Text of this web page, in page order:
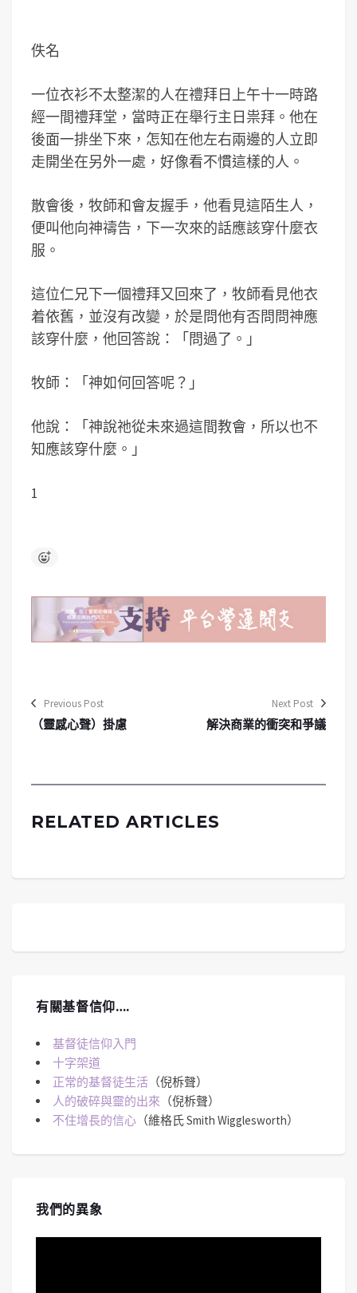
佚名
一位衣衫不太整潔的人在禮拜日上午十一時路
經一間禮拜堂，當時正在舉行主日祟拜。他在
後面一排坐下來，怎知在他左右兩邊的人立即
走開坐在另外一處，好像看不慣這樣的人。
散會後，牧師和會友握手，他看見這陌生人，
便叫他向神禱告，下一次來的話應該穿什麼衣
服。
這位仁兄下一個禮拜又回來了，牧師看見他衣
着依舊，並沒有改變，於是問他有否問問神應
該穿什麼，他回答說：「問過了。」
牧師：「神如何回答呢？」
他說：「神說祂從未來過這間教會，所以也不
知應該穿什麼。」
1
Previous Post
（靈感心聲）掛慮
Next Post
解決商業的衝突和爭議
RELATED ARTICLES
有關基督信仰….
基督徒信仰入門
十字架道
正常的基督徒生活 （倪柝聲）
人的破碎與靈的出來 （倪柝聲）
不住增長的信心 （維格氏 Smith Wigglesworth）
我們的異象